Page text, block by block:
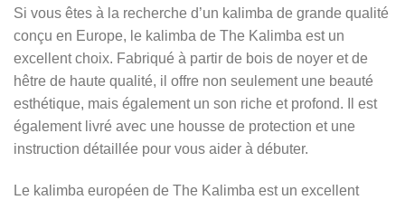
Si vous êtes à la recherche d’un kalimba de grande qualité
conçu en Europe, le kalimba de The Kalimba est un
excellent choix. Fabriqué à partir de bois de noyer et de
hêtre de haute qualité, il offre non seulement une beauté
esthétique, mais également un son riche et profond. Il est
également livré avec une housse de protection et une
instruction détaillée pour vous aider à débuter.
Le kalimba européen de The Kalimba est un excellent